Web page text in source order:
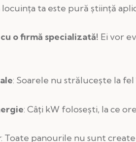
ta este pură știință
o firmă specializată! Ei vor
: Soarele nu strălucește la
: Câți kW folosești, la ce
: Toate panourile nu sunt